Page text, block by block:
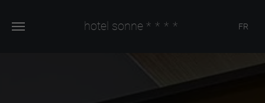
hotel sonne **** FR